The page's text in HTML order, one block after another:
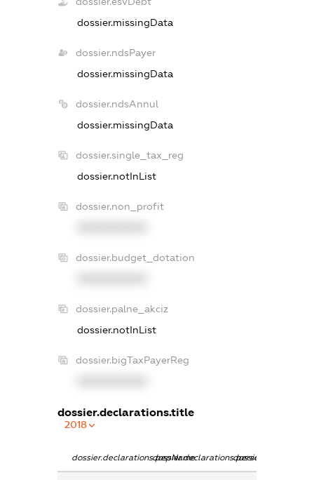
dossier.missingData
dossier.ndsPayer
dossier.missingData
dossier.ndsAnnul
dossier.missingData
dossier.single_tax_reg
dossier.notInList
dossier.non_profit
dossier.budget_dotation
dossier.palne_akciz
dossier.notInList
dossier.bigTaxPayerReg
dossier.declarations.title
2018
dossier.declarations.pepNamedossier.declarations.personName